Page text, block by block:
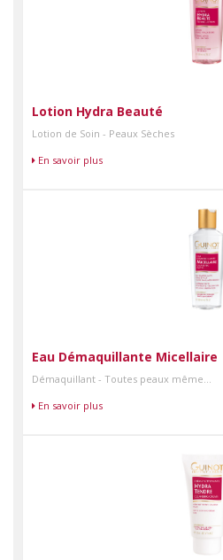
Lotion Hydra Beauté
Lotion de Soin - Peaux Sèches
En savoir plus
Eau Démaquillante Micellaire
Démaquillant - Toutes peaux même...
En savoir plus